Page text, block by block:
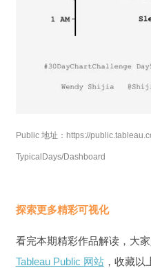
Public 地址：https://
TypicalDays/Dashboard
探索更多精彩可视化
看完本期精彩作品解读，大
Tableau Public 网站，收藏以